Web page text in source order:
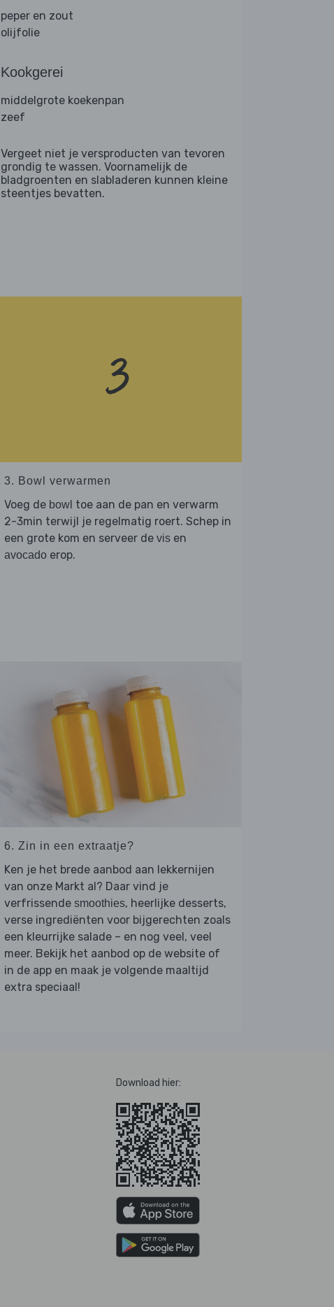
peper en zout
olijfolie
Kookgerei
middelgrote koekenpan
zeef
Vergeet niet je versproducten van tevoren
grondig te wassen. Voornamelijk de
bladgroenten en slabladeren kunnen kleine
steentjes bevatten.
3. Bowl verwarmen
Voeg de bowl toe aan de pan en verwarm
2-3min terwijl je regelmatig roert. Schep in
een grote kom en serveer de vis en
avocado erop.
6. Zin in een extraatje?
Ken je het brede aanbod aan lekkernijen
van onze Markt al? Daar vind je
verfrissende smoothies, heerlijke desserts,
verse ingrediënten voor bijgerechten zoals
een kleurrijke salade – en nog veel, veel
meer. Bekijk het aanbod op de website of
in de app en maak je volgende maaltijd
extra speciaal!
Download hier: